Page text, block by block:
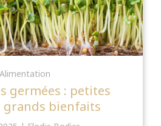
Alimentation
germées : petites
grands bienfaits